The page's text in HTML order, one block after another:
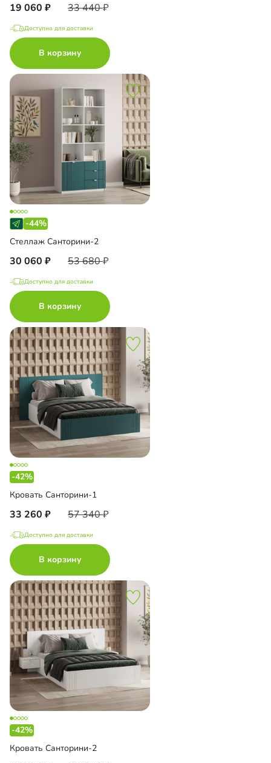
19 060 33 440
Доступно для доставки
В корзину
-44%
Стеллаж Санторини-2
30 060 53 680
Доступно для доставки
В корзину
-42%
Кровать Санторини-1
33 260 57 340
Доступно для доставки
В корзину
-42%
Кровать Санторини-2